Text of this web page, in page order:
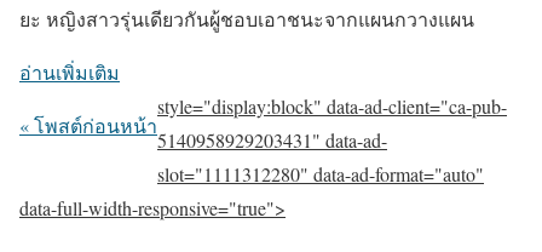
ยะ หญิงสาวรุ่นเดียวกันผู้ชอบเอาชนะจากแผนกวางแผน
อ่านเพิ่มเติม
« โพสต์ก่อนหน้า
style="display:block" data-ad-client="ca-pub-
5140958929203431" data-ad-
slot="1111312280" data-ad-format="auto"
data-full-width-responsive="true">